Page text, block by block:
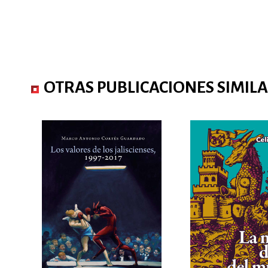
OTRAS PUBLICACIONES